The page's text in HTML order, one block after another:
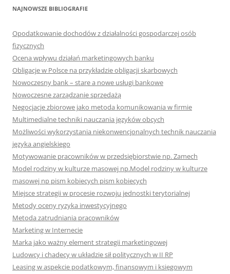
NAJNOWSZE BIBLIOGRAFIE
Opodatkowanie dochodów z działalności gospodarczej osób
fizycznych
Ocena wpływu działań marketingowych banku
Obligacje w Polsce na przykładzie obligacji skarbowych
Nowoczesny bank – stare a nowe usługi bankowe
Nowoczesne zarządzanie sprzedażą
Negocjacje zbiorowe jako metoda komunikowania w firmie
Multimedialne techniki nauczania języków obcych
Możliwości wykorzystania niekonwencjonalnych technik nauczania
języka angielskiego
Motywowanie pracowników w przedsiębiorstwie np. Zamech
Model rodziny w kulturze masowej np.Model rodziny w kulturze
masowej np pism kobiecych pism kobiecych
Miejsce strategii w procesie rozwoju jednostki terytorialnej
Metody oceny ryzyka inwestycyjnego
Metoda zatrudniania pracowników
Marketing w Internecie
Marka jako ważny element strategii marketingowej
Ludowcy i chadecy w układzie sił politycznych w II RP
Leasing w aspekcie podatkowym, finansowym i księgowym